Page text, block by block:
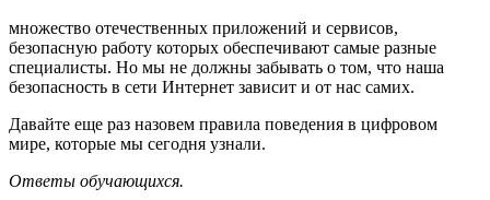
множество отечественных приложений и сервисов,
безопасную работу которых обеспечивают самые разные
специалисты. Но мы не должны забывать о том, что наша
безопасность в сети Интернет зависит и от нас самих.
Давайте еще раз назовем правила поведения в цифровом
мире, которые мы сегодня узнали.
Ответы обучающихся.